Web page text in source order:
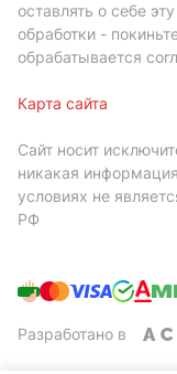
оставлять о себе
обработки -
обрабатывается
Карта сайта
Сайт носит
никакая
условиях не
РФ
Разработано в